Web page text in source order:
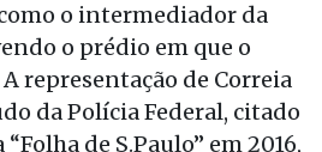
o intermediador da
o prédio em que o
representação de Correia
da Polícia Federal, citado
de S.Paulo” em 2016,